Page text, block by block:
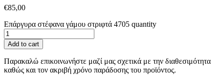
€85,00
Επάργυρα στέφανα γάμου στριφτά 4705 quantity
Add to cart
Παρακαλώ επικοινωνήστε μαζί μας σχετικά με την διαθεσιμότητα
καθώς και τον ακριβή χρόνο παράδοσης του προϊόντος.